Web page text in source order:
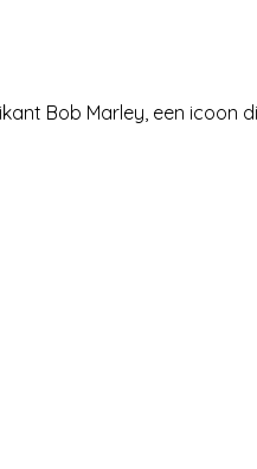
Bob Marley, een icoon